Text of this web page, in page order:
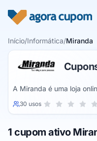
Início/Informática/Miranda
A Miranda é uma loja
tecnológicos. Dessa
você.
30 usosSua nota para
4
3
2 estrelas
1 estrela
1 cupom ativo